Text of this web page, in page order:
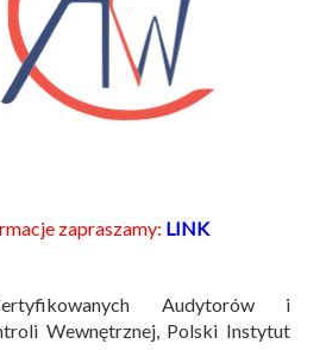
zapraszamy: LINK
Audytorów i
Wewnętrznej, Polski Instytut